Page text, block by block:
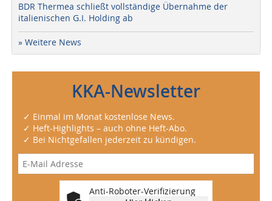
BDR Thermea schließt vollständige Übernahme der
italienischen G.I. Holding ab
» Weitere News
KKA-Newsletter
✓ Einmal im Monat kostenlose News.
✓ Heft-Highlights – auch ohne Heft-Abo.
✓ Bei Nichtgefallen jederzeit zu kündigen.
Anti-Roboter-Verifizierung